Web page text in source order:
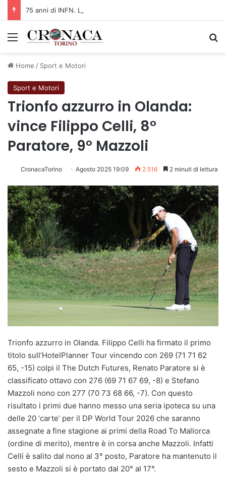
Menu
Home / Sport e Motori
Sport e Motori
Trionfo azzurro in Olanda:
vince Filippo Celli, 8°
Paratore, 9° Mazzoli
CronacaTorino Agosto 2025 19:09 2.516 2 minuti di lettura
Trionfo azzurro in Olanda. Filippo Celli ha firmato il primo
titolo sull’HotelPlanner Tour vincendo con 269 (71 71 62
65, -15) colpi il The Dutch Futures, Renato Paratore si è
classificato ottavo con 276 (69 71 67 69, -8) e Stefano
Mazzoli nono con 277 (70 73 68 66, -7). Con questo
risultato i primi due hanno messo una seria ipoteca su una
delle 20 ‘carte’ per il DP World Tour 2026 che saranno
assegnate a fine stagione ai primi della Road To Mallorca
(ordine di merito), mentre è in corsa anche Mazzoli. Infatti
Celli è salito dal nono al 3° posto, Paratore ha mantenuto il
sesto e Mazzoli si è portato dal 20° al 17°.